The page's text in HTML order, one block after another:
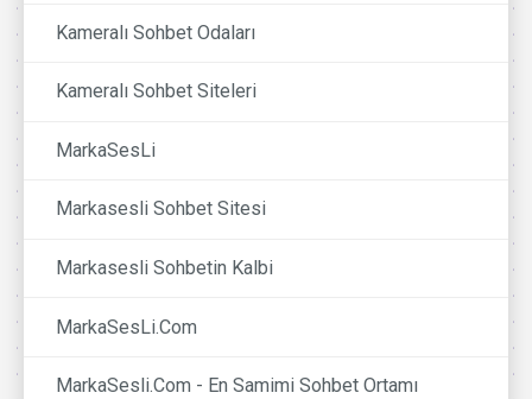
Kameralı Sohbet Odaları
Kameralı Sohbet Siteleri
MarkaSesLi
Markasesli Sohbet Sitesi
Markasesli Sohbetin Kalbi
MarkaSesLi.Com
MarkaSesli.Com - En Samimi Sohbet Ortamı